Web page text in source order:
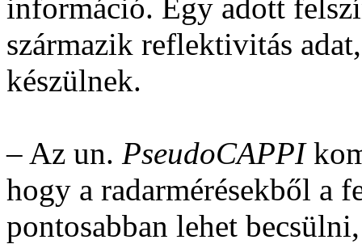
információ. Egy adott
származik reflektivitás
készülnek.
– Az un. PseudoCAPPI
hogy a radarmérésekből a
pontosabban lehet